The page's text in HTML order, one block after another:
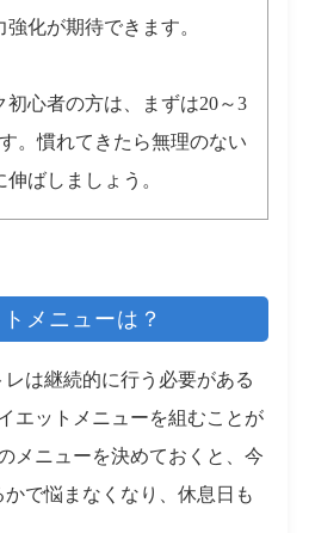
化が期待できます。
初心者の方は、まずは20～3
。慣れてきたら無理のない
ばしましょう。
メニューは？
は継続的に行う必要がある
エットメニューを組むことが
メニューを決めておくと、今
で悩まなくなり、休息日も